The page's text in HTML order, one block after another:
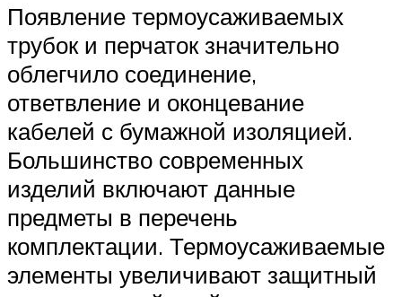
Появление термоусаживаемых
трубок и перчаток значительно
облегчило соединение,
ответвление и оконцевание
кабелей с бумажной изоляцией.
Большинство современных
изделий включают данные
предметы в перечень
комплектации. Термоусаживаемые
элементы увеличивают защитный